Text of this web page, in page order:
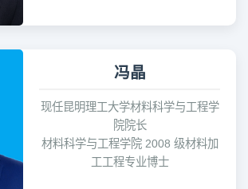
冯晶
现任昆明理工大学材料科学与工程学
院院长
材料科学与工程学院 2008 级材料加
工工程专业博士